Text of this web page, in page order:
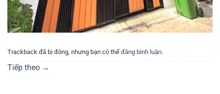
Trackback đã bị đóng, nhưng bạn có thể đăng bình luận.
Tiếp theo →